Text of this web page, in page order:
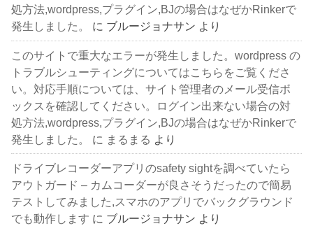
処方法,wordpress,プラグイン,BJの場合はなぜかRinkerで
発生しました。
に ブルージョナサン より
このサイトで重大なエラーが発生しました。wordpress の
トラブルシューティングについてはこちらをご覧くださ
い。対応手順については、サイト管理者のメール受信ボ
ックスを確認してください。ログイン出来ない場合の対
処方法,wordpress,プラグイン,BJの場合はなぜかRinkerで
発生しました。
に まるまる より
ドライブレコーダーアプリのsafety sightを調べていたら
アウトガード – カムコーダーが良さそうだったので簡易
テストしてみました,スマホのアプリでバックグラウンド
でも動作します に ブルージョナサン より